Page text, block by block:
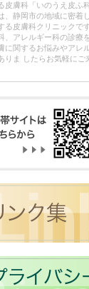
皮膚科「いのうえ皮ふ
、静岡市の地域に密着
る皮膚科クリニックです
、アレルギー科の診療
に関するお悩みやアレ
りま したらお気軽にご